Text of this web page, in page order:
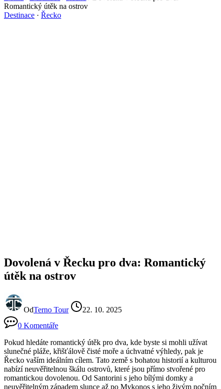
Romantický útěk na ostrov
Destinace · Řecko
Dovolená v Řecku pro dva: Romantický
útěk na ostrov
OdTerno Tour
22. 10. 2025
0 Komentáře
Pokud hledáte romantický útěk pro dva, kde byste si mohli užívat
slunečné pláže, křišťálově čisté moře a úchvatné výhledy, pak je
Řecko vaším ideálním cílem. Tato země s bohatou historií a kulturou
nabízí neuvěřitelnou škálu ostrovů, které jsou přímo stvořené pro
romantickou dovolenou. Od Santorini s jeho bílými domky a
neuvěřitelným západem slunce až po Mykonos s jeho živým nočním